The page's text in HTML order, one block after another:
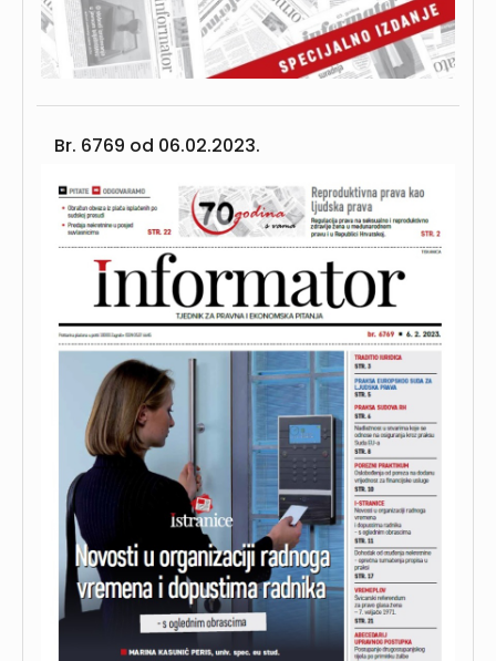
Br. 6769 od 06.02.2023.